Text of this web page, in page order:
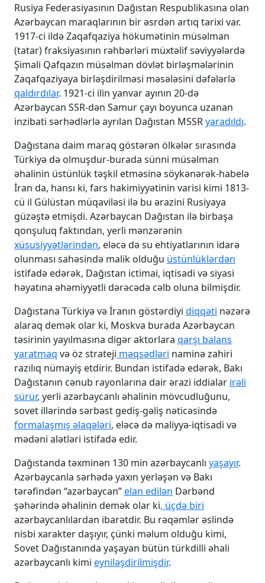
Rusiya Federasiyasının Dağıstan Respublikasına olan
Azərbaycan maraqlarının bir əsrdən artıq tarixi var.
1917-ci ildə Zaqafqaziya hökumətinin müsəlman
(tatar) fraksiyasının rəhbərləri müxtəlif səviyyələrdə
Şimali Qafqazın müsəlman dövlət birləşmələrinin
Zaqafqaziyaya birləşdirilməsi məsələsini dəfələrlə
qaldırdılar. 1921-ci ilin yanvar ayının 20-də
Azərbaycan SSR-dən Samur çayı boyunca uzanan
inzibati sərhədlərlə ayrılan Dağıstan MSSRyaradıldı.
Dağıstana daim maraq göstərən ölkələr sırasında
Türkiyə də olmuşdur-burada sünni müsəlman
əhalinin üstünlük təşkil etməsinə söykənərək-habelə
İran da, hansı ki, fars hakimiyyətinin varisi kimi 1813-
cü il Gülüstan müqaviləsi ilə bu ərazini Rusiyaya
güzəştə etmişdi. Azərbaycan Dağıstan ilə birbaşa
qonşuluq faktından, yerli mənzərənin
xüsusiyyətlərindən, eləcə də su ehtiyatlarının idarə
olunması sahəsində malik olduğu üstünlüklərdən
istifadə edərək, Dağıstan ictimai, iqtisadi və siyasi
həyatına əhəmiyyətli dərəcədə cəlb oluna bilmişdir.
Dağıstana Türkiyə və İranın göstərdiyi diqqəti nəzərə
alaraq demək olar ki, Moskva burada Azərbaycan
təsirinin yayılmasına digər aktorlara qarşı balans
yaratmaq və öz strateji məqsədləri naminə zahiri
razılıq nümayiş etdirir. Bundan istifadə edərək, Bakı
Dağıstanın cənub rayonlarına dair ərazi iddialar irəli
sürür, yerli azərbaycanlı əhalinin mövcudluğunu,
sovet illərində sərbəst gediş-gəliş nəticəsində
formalaşmış əlaqələri, eləcə də maliyyə-iqtisadi və
mədəni alətləri istifadə edir.
Dağıstanda təxminən 130 min azərbaycanlı yaşayır.
Azərbaycanla sərhədə yaxın yerləşən və Bakı
tərəfindən “azərbaycan”elan edilən Dərbənd
şəhərində əhalinin demək olar ki, üçdə biri
azərbaycanlılardan ibarətdir. Bu rəqəmlər əslində
nisbi xarakter daşıyır, çünki məlum olduğu kimi,
Sovet Dağıstanında yaşayan bütün türkdilli əhali
azərbaycanlı kimi eyniləşdirilmişdir.